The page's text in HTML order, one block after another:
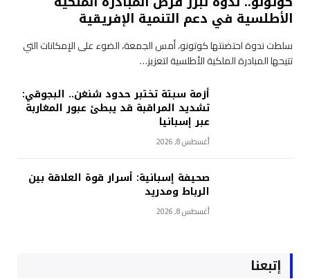
الأطلسية في دعم التنمية الإفريقية
سلطت ندوة احتضنتها كوتونو، أمس الجمعة، الضوء على الإمكانات التي
تتيحها المبادرة الملكية الأطلسية لتعزيز…
أزمة سبتة تختبر حدود شنغن.. البجوقي:
تشديد المراقبة قد يبطئ عبور المغاربة
عبر إسبانيا
أغسطس 8, 2026
صحيفة إسبانية: أسرار قوة العلاقة بين
الرباط ومدريد
أغسطس 8, 2026
إتبعنا